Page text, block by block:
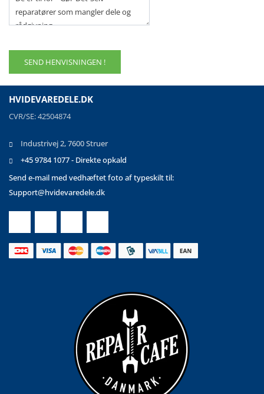
HVIDEVAREDELE.DK
CVR/SE: 42504874
Industrivej 2, 7600 Struer
+45 9784 1077 - Direkte opkald
Send e-mail med vedhæftet foto af typeskilt til:
Support@hvidevaredele.dk